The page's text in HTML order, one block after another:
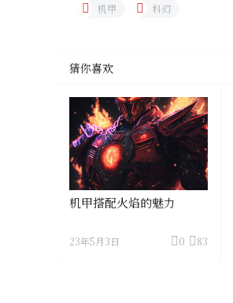
机甲 科幻
猜你喜欢
机甲搭配火焰的魅力
23年5月3日 0 83